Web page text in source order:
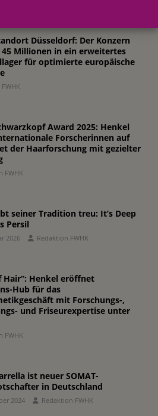
Düsseldorf: Der Konzern
Millionen in ein erweitertes
für optimierte europäische
Award 2025: Henkel
Forscherinnen auf
der Haarforschung mit gezielter
FWHK
seiner Tradition treu: It’s Deep
Persil
2026 Redaktion FWHK
Hair“: Henkel eröffnet
Hub für das
mit Forschungs-,
und Friseurexpertise unter
FWHK
ist neuer SOMAT-
in Deutschland
2024 Redaktion FWHK